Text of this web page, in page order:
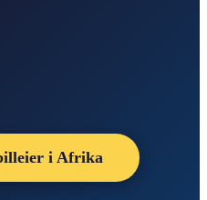
i Afrika